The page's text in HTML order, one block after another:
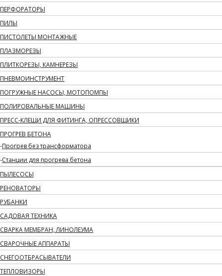
ПЕРФОРАТОРЫ
ПИЛЫ
ПИСТОЛЕТЫ МОНТАЖНЫЕ
ПЛАЗМОРЕЗЫ
ПЛИТКОРЕЗЫ, КАМНЕРЕЗЫ
ПНЕВМОИНСТРУМЕНТ
ПОГРУЖНЫЕ НАСОСЫ, МОТОПОМПЫ
ПОЛИРОВАЛЬНЫЕ МАШИНЫ
ПРЕСС-КЛЕЩИ ДЛЯ ФИТИНГА, ОПРЕССОВЩИКИ
ПРОГРЕВ БЕТОНА
Прогрев без трансформатора
Станции для прогрева бетона
ПЫЛЕСОСЫ
РЕНОВАТОРЫ
РУБАНКИ
САДОВАЯ ТЕХНИКА
СВАРКА МЕМБРАН, ЛИНОЛЕУМА
СВАРОЧНЫЕ АППАРАТЫ
СНЕГООТБРАСЫВАТЕЛИ
ТЕПЛОВИЗОРЫ